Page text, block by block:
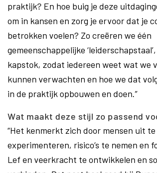
praktijk? En hoe buig je deze
om in kansen en zorg je ervoor dat je
betrokken voelen? Zo creëren we één
gemeenschappelijke
kapstok, zodat iedereen weet wat we
kunnen verwachten en hoe we dat
in de praktijk opbouwen en doen.”
Wat maakt deze stijl zo passend
“Het kenmerkt zich door mensen uit
experimenteren, risico’s te nemen en
Lef en veerkracht te ontwikkelen en